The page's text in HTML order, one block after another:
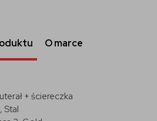
O marce
+ ściereczka
Stal